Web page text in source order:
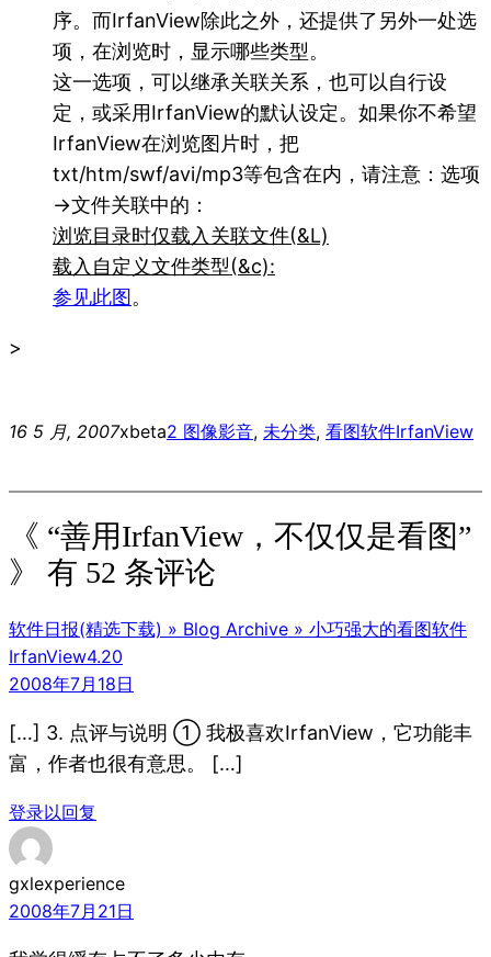
序。而IrfanView除此之外，还提供了另外一处选
项，在浏览时，显示哪些类型。
这一选项，可以继承关联关系，也可以自行设
定，或采用IrfanView的默认设定。如果你不希望
IrfanView在浏览图片时，把
txt/htm/swf/avi/mp3等包含在内，请注意：选项
→文件关联中的：
浏览目录时仅载入关联文件(&L)
载入自定义文件类型(&c):
参见此图 。
>
16 5 月, 2007xbeta2 图像影音, 未分类, 看图软件IrfanView
《 “善用IrfanView，不仅仅是看图”
》 有 52 条评论
软件日报(精选下载) » Blog Archive » 小巧强大的看图软件
IrfanView4.20
2008年7月18日
[…] 3. 点评与说明 ① 我极喜欢IrfanView，它功能丰
富，作者也很有意思。 […]
登录以回复
gxlexperience
2008年7月21日